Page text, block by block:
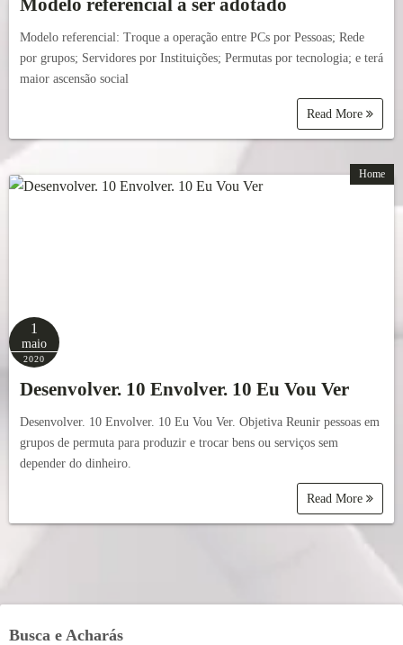
Modelo referencial a ser adotado
Modelo referencial: Troque a operação entre PCs por Pessoas; Rede
por grupos; Servidores por Instituições; Permutas por tecnologia; e terá
maior ascensão social
Read More
Home
1
maio
2020
Desenvolver. 10 Envolver. 10 Eu Vou Ver
Desenvolver. 10 Envolver. 10 Eu Vou Ver. Objetiva Reunir pessoas em
grupos de permuta para produzir e trocar bens ou serviços sem
depender do dinheiro.
Read More
Busca e Acharás